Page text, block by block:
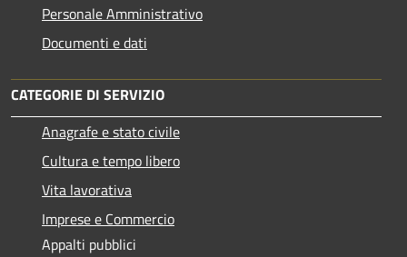
Personale Amministrativo
Documenti e dati
CATEGORIE DI SERVIZIO
Anagrafe e stato civile
Cultura e tempo libero
Vita lavorativa
Imprese e Commercio
Appalti pubblici